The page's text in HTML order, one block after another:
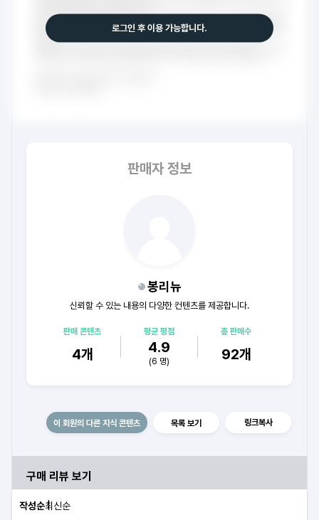
판매자 정보
봉리뉴
신뢰할 수 있는 내용의 다양한 컨텐츠를 제공합니다.
판매 콘텐츠
4개
평균 평점
4.9
(6 명)
총 판매수
92개
로그인 후 이용 가능합니다.
이 회원의 다른 지식 콘텐츠 목록 보기 링크복사
구매 리뷰 보기
작성순최신순